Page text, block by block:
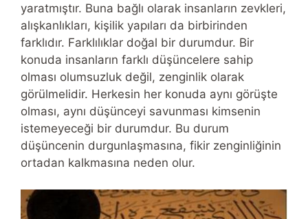
yaratmıştır. Buna bağlı olarak insanların zevkleri,
alışkanlıkları, kişilik yapıları da birbirinden
farklıdır. Farklılıklar doğal bir durumdur. Bir
konuda insanların farklı düşüncelere sahip
olması olumsuzluk değil, zenginlik olarak
görülmelidir. Herkesin her konuda aynı görüşte
olması, aynı düşünceyi savunması kimsenin
istemeyeceği bir durumdur. Bu durum
düşüncenin durgunlaşmasına, fikir zenginliğinin
ortadan kalkmasına neden olur.